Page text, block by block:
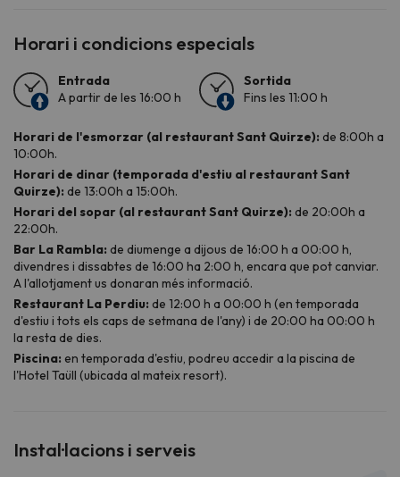
Horari i condicions especials
Instal·lacions i serveis